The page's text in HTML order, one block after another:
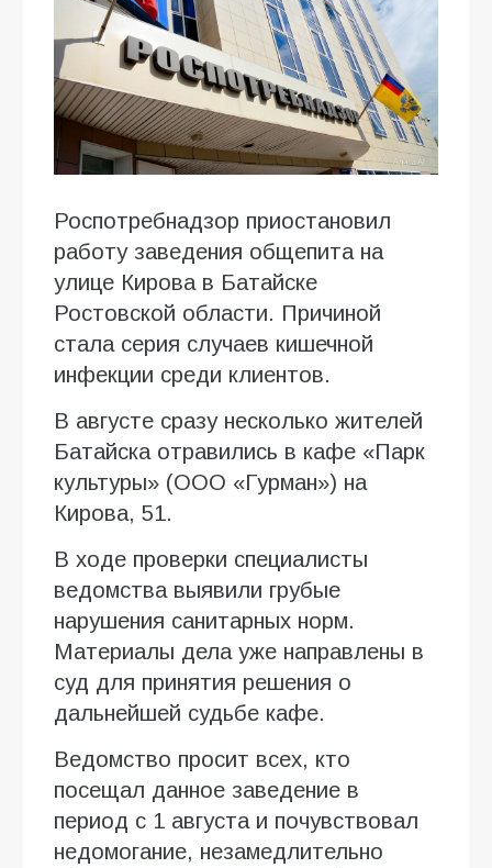
Роспотребнадзор приостановил
работу заведения общепита на
улице Кирова в Батайске
Ростовской области. Причиной
стала серия случаев кишечной
инфекции среди клиентов.
В августе сразу несколько жителей
Батайска отравились в кафе «Парк
культуры» (ООО «Гурман») на
Кирова, 51.
В ходе проверки специалисты
ведомства выявили грубые
нарушения санитарных норм.
Материалы дела уже направлены в
суд для принятия решения о
дальнейшей судьбе кафе.
Ведомство просит всех, кто
посещал данное заведение в
период с 1 августа и почувствовал
недомогание, незамедлительно